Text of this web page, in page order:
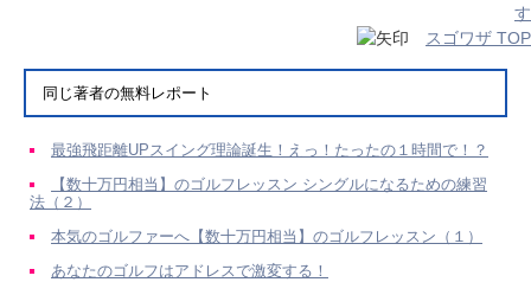
す
スゴワザ TOP
同じ著者の無料レポート
最強飛距離UPスイング理論誕生！えっ！たったの１時間で！？
【数十万円相当】のゴルフレッスン シングルになるための練習
法（２）
本気のゴルファーへ【数十万円相当】のゴルフレッスン（１）
あなたのゴルフはアドレスで激変する！